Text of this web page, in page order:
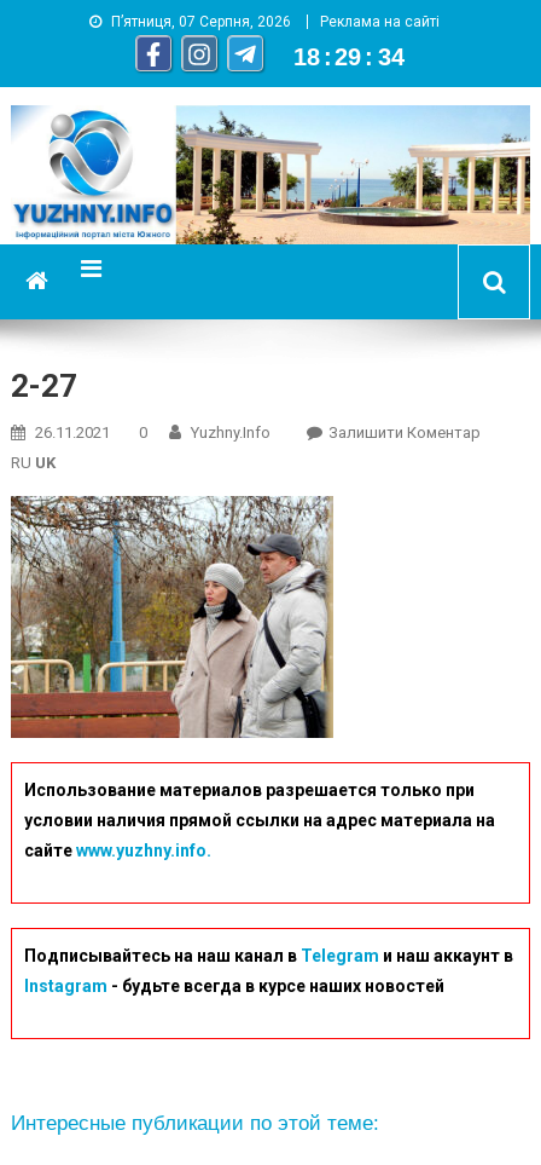
П’ятниця, 07 Серпня, 2026 Реклама на сайті
18 :29 : 35
YUZHNY.INFO
информационный портал города Южный
2-27
26.11.2021 0 Yuzhny.info Залишити КоментарOn
RU UK
Использование материалов разрешается только при
условии наличия прямой ссылки на адрес материала на
сайтеwww.yuzhny.info.
Подписывайтесь на наш канал в Telegram и наш аккаунт в
Instagram - будьте всегда в курсе наших новостей
Интересные публикации по этой теме: